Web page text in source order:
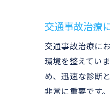
交通事故治療
交通事故治療に
環境を整えてい
め、迅速な診断
非常に重要です